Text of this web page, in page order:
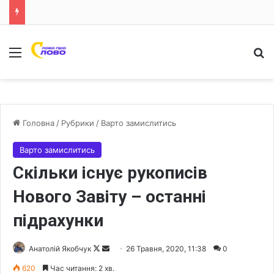
Меню
Головна / Рубрики / Варто замислитись
Варто замислитись
Скільки існує рукописів
Нового Завіту – останні
підрахунки
Анатолій Якобчук
F
26 Травня, 2020, 11:38 0
620 Час читання: 2 хв.